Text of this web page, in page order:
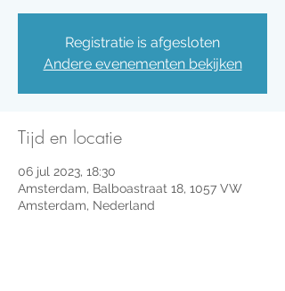
Registratie is afgesloten
Andere evenementen bekijken
Tijd en locatie
06 jul 2023, 18:30
Amsterdam, Balboastraat 18, 1057 VW
Amsterdam, Nederland